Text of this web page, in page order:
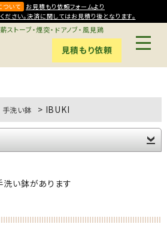
いて
お見積もり依頼フォームより
さい。決済に関してはお見積り後となります。
ストーブ・煙突・ドアノブ・風見鶏
見積もり依頼
手洗い鉢 > IBUKI
洗い鉢があります